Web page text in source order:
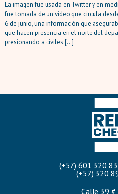
La imagen fue usada en Twitter y en
fue tomada de un video que circula
6 de junio, una información que
que hacen presencia en el norte del
presionando a civiles […]
(+57) 601 320
(+57) 320
Calle 39 #